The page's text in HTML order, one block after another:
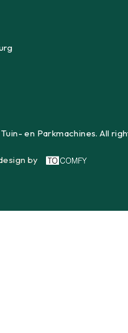
en Parkmachines. All
by